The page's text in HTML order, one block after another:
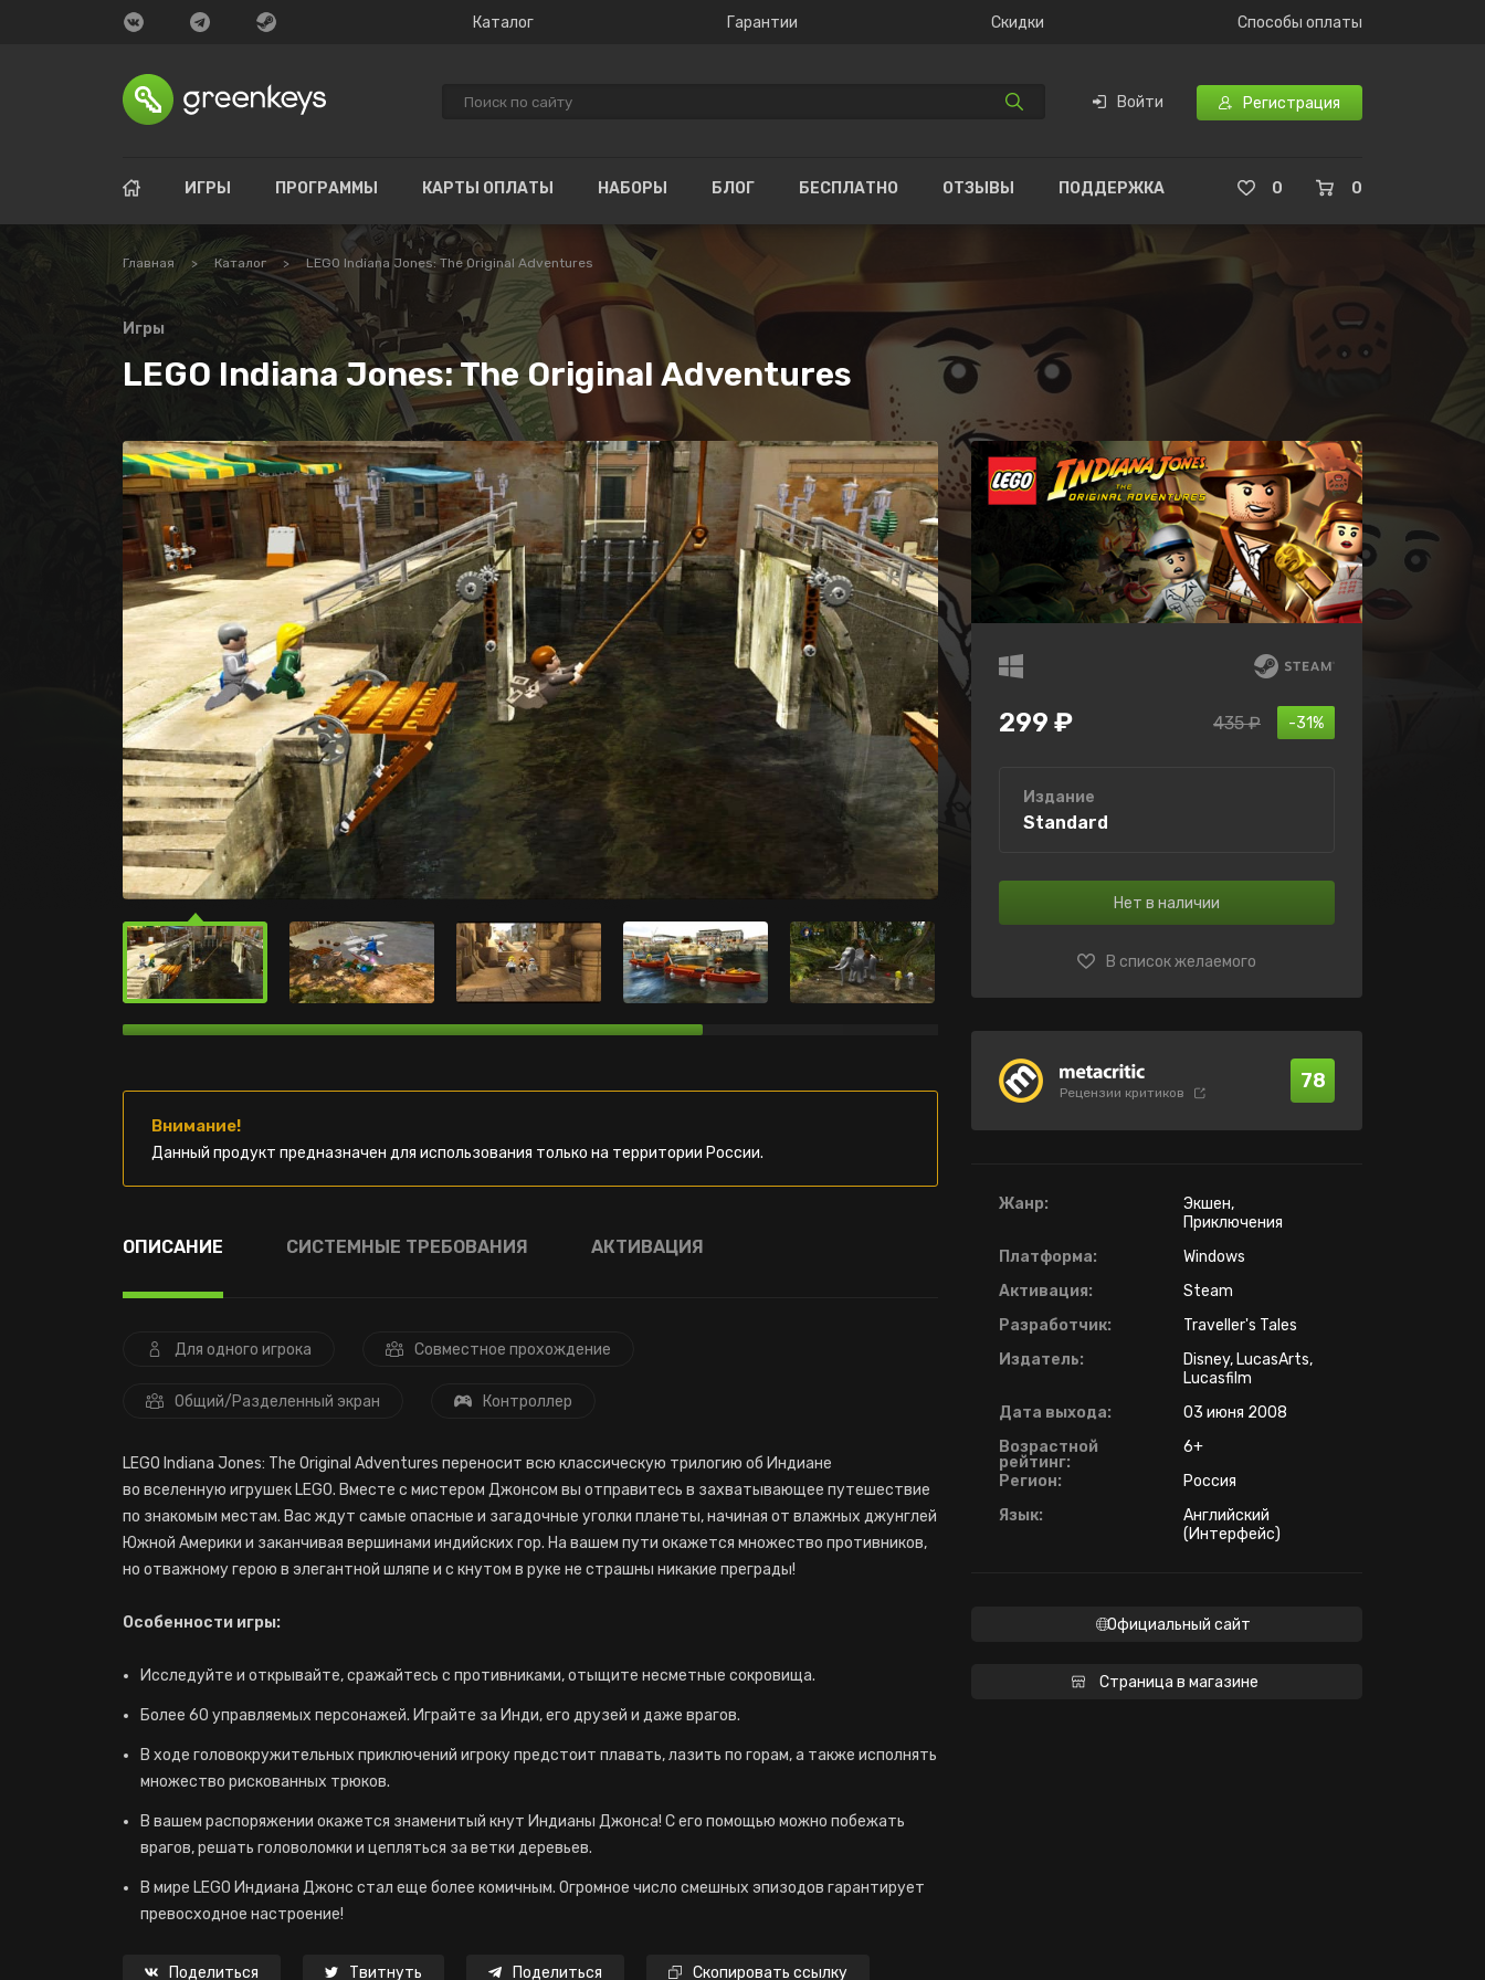
Каталог Гарантии Скидки Способы оплаты
Войти Регистрация
ИГРЫ ПРОГРАММЫ КАРТЫ ОПЛАТЫ НАБОРЫ БЛОГ БЕСПЛАТНО ОТЗЫВЫ ПОДДЕРЖКА 0
0
Главная > Каталог > LEGO Indiana Jones: The Original Adventures
Игры
LEGO Indiana Jones: The Original Adventures
Внимание!
Данный продукт предназначен для использования только на территории России.
ОПИСАНИЕ СИСТЕМНЫЕ ТРЕБОВАНИЯ АКТИВАЦИЯ
Для одного игрока Совместное прохождение
Общий/Разделенный экран Контроллер
LEGO Indiana Jones: The Original Adventures переносит всю классическую трилогию об Индиане
во вселенную игрушек LEGO. Вместе с мистером Джонсом вы отправитесь в захватывающее путешествие
по знакомым местам. Вас ждут самые опасные и загадочные уголки планеты, начиная от влажных джунглей
Южной Америки и заканчивая вершинами индийских гор. На вашем пути окажется множество противников,
но отважному герою в элегантной шляпе и с кнутом в руке не страшны никакие преграды!
Особенности игры:
Исследуйте и открывайте, сражайтесь с противниками, отыщите несметные сокровища.
Более 60 управляемых персонажей. Играйте за Инди, его друзей и даже врагов.
В ходе головокружительных приключений игроку предстоит плавать, лазить по горам, а также исполнять
множество рискованных трюков.
В вашем распоряжении окажется знаменитый кнут Индианы Джонса! С его помощью можно побежать
врагов, решать головоломки и цепляться за ветки деревьев.
В мире LEGO Индиана Джонс стал еще более комичным. Огромное число смешных эпизодов гарантирует
превосходное настроение!
Поделиться Твитнуть Поделиться Скопировать ссылку
299 ₽ -31%
435 ₽
Издание
Standard
Нет в наличии
В список желаемого
Рецензии критиков 78
Жанр:
Экшен,
Приключения
Платформа:
Windows
Активация:
Steam
Разработчик:
Traveller's Tales
Издатель:
Disney, LucasArts,
Lucasfilm
Дата выхода:
03 июня 2008
Возрастной
рейтинг:
6+
Регион:
Россия
Язык:
Английский
(Интерфейс)
Официальный сайт
Страница в магазине